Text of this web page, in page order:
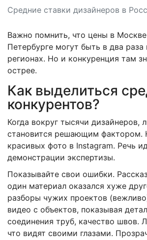
Средние ставки дизайнеров в
Важно помнить, что цены в
Петербурге могут быть в два
регионах. Но и конкуренция там
острее.
Как выделиться
конкурентов?
Когда вокруг тысячи дизайнеров,
становится решающим фактором.
красивых фото в Instagram. Речь
демонстрации экспертизы.
Показывайте свои ошибки.
один материал оказался хуже
разборы чужих проектов
видео с объектов, показывая
соединения труб, качество швов.
что видят своими глазами.